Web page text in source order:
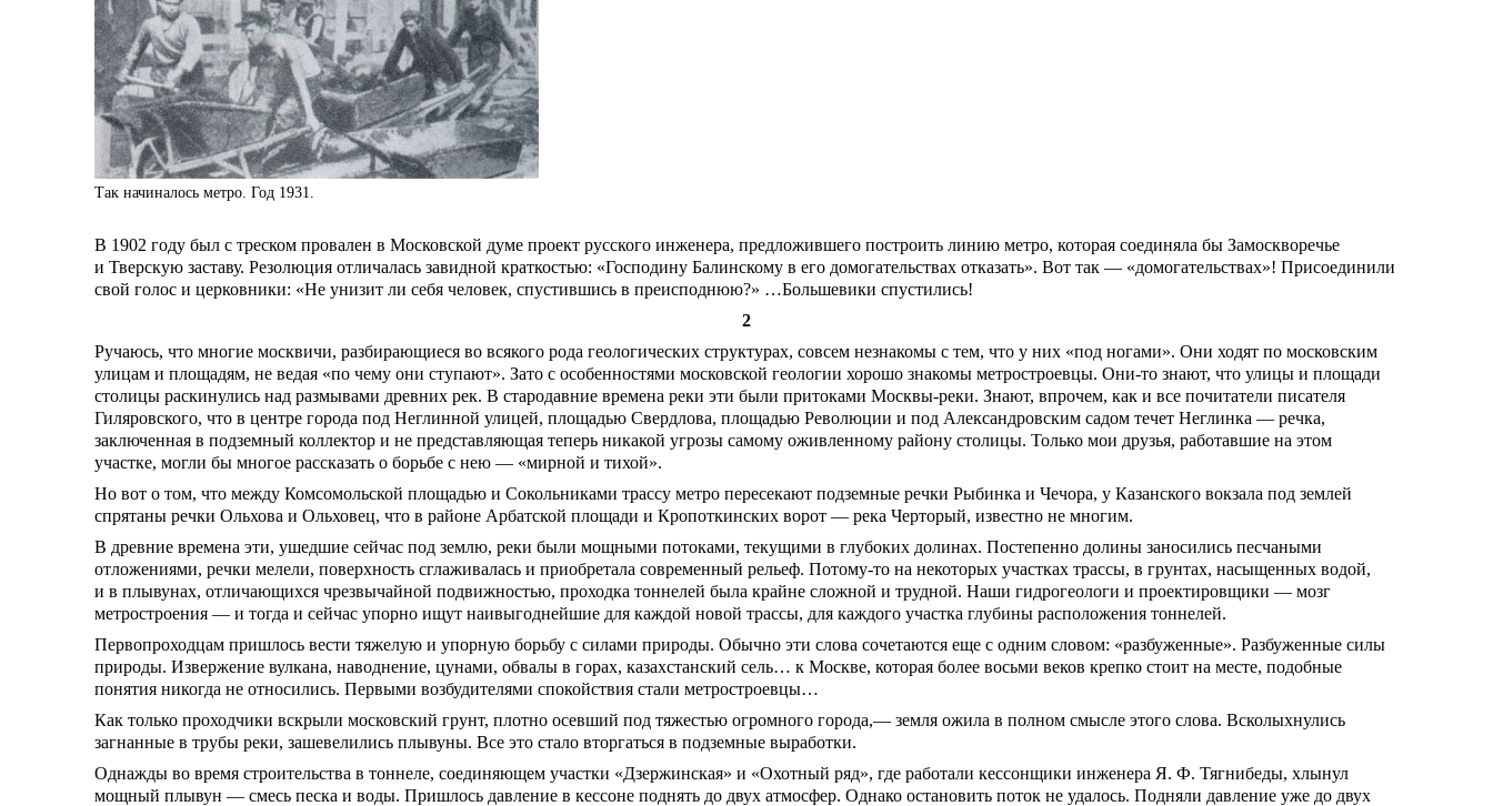
Так начиналось метро. Год 1931.
В 1902 году был с треском провален в Московской думе проект русского инженера, предложившего построить линию метро, которая соединяла бы Замоскворечье
и Тверскую заставу. Резолюция отличалась завидной краткостью: «Господину Балинскому в его домогательствах отказать». Вот так — «домогательствах»! Присоединили
свой голос и церковники: «Не унизит ли себя человек, спустившись в преисподнюю?» …Большевики спустились!
2
Ручаюсь, что многие москвичи, разбирающиеся во всякого рода геологических структурах, совсем незнакомы с тем, что у них «под ногами». Они ходят по московским
улицам и площадям, не ведая «по чему они ступают». Зато с особенностями московской геологии хорошо знакомы метростроевцы. Они-то знают, что улицы и площади
столицы раскинулись над размывами древних рек. В стародавние времена реки эти были притоками Москвы-реки. Знают, впрочем, как и все почитатели писателя
Гиляровского, что в центре города под Неглинной улицей, площадью Свердлова, площадью Революции и под Александровским садом течет Неглинка — речка,
заключенная в подземный коллектор и не представляющая теперь никакой угрозы самому оживленному району столицы. Только мои друзья, работавшие на этом
участке, могли бы многое рассказать о борьбе с нею — «мирной и тихой».
Но вот о том, что между Комсомольской площадью и Сокольниками трассу метро пересекают подземные речки Рыбинка и Чечора, у Казанского вокзала под землей
спрятаны речки Ольхова и Ольховец, что в районе Арбатской площади и Кропоткинских ворот — река Черторый, известно не многим.
В древние времена эти, ушедшие сейчас под землю, реки были мощными потоками, текущими в глубоких долинах. Постепенно долины заносились песчаными
отложениями, речки мелели, поверхность сглаживалась и приобретала современный рельеф. Потому-то на некоторых участках трассы, в грунтах, насыщенных водой,
и в плывунах, отличающихся чрезвычайной подвижностью, проходка тоннелей была крайне сложной и трудной. Наши гидрогеологи и проектировщики — мозг
метростроения — и тогда и сейчас упорно ищут наивыгоднейшие для каждой новой трассы, для каждого участка глубины расположения тоннелей.
Первопроходцам пришлось вести тяжелую и упорную борьбу с силами природы. Обычно эти слова сочетаются еще с одним словом: «разбуженные». Разбуженные силы
природы. Извержение вулкана, наводнение, цунами, обвалы в горах, казахстанский сель… к Москве, которая более восьми веков крепко стоит на месте, подобные
понятия никогда не относились. Первыми возбудителями спокойствия стали метростроевцы…
Как только проходчики вскрыли московский грунт, плотно осевший под тяжестью огромного города,— земля ожила в полном смысле этого слова. Всколыхнулись
загнанные в трубы реки, зашевелились плывуны. Все это стало вторгаться в подземные выработки.
Однажды во время строительства в тоннеле, соединяющем участки «Дзержинская» и «Охотный ряд», где работали кессонщики инженера Я. Ф. Тягнибеды, хлынул
мощный плывун — смесь песка и воды. Пришлось давление в кессоне поднять до двух атмосфер. Однако остановить поток не удалось. Подняли давление уже до двух